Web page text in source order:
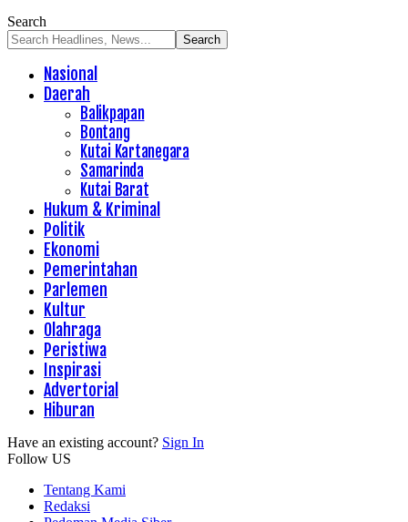
Search
Nasional
Daerah
Balikpapan
Bontang
Kutai Kartanegara
Samarinda
Kutai Barat
Hukum & Kriminal
Politik
Ekonomi
Pemerintahan
Parlemen
Kultur
Olahraga
Peristiwa
Inspirasi
Advertorial
Hiburan
Have an existing account? Sign In
Follow US
Tentang Kami
Redaksi